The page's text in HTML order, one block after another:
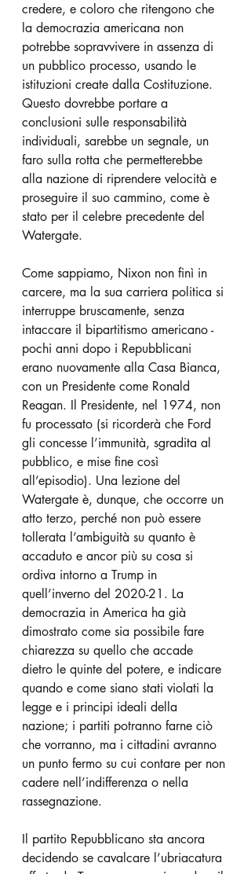
credere, e coloro che ritengono che
la democrazia americana non
potrebbe sopravvivere in assenza di
un pubblico processo, usando le
istituzioni create dalla Costituzione.
Questo dovrebbe portare a
conclusioni sulle responsabilità
individuali, sarebbe un segnale, un
faro sulla rotta che permetterebbe
alla nazione di riprendere velocità e
proseguire il suo cammino, come è
stato per il celebre precedente del
Watergate.
Come sappiamo, Nixon non finì in
carcere, ma la sua carriera politica si
interruppe bruscamente, senza
intaccare il bipartitismo americano -
pochi anni dopo i Repubblicani
erano nuovamente alla Casa Bianca,
con un Presidente come Ronald
Reagan. Il Presidente, nel 1974, non
fu processato (si ricorderà che Ford
gli concesse l’immunità, sgradita al
pubblico, e mise fine così
all’episodio). Una lezione del
Watergate è, dunque, che occorre un
atto terzo, perché non può essere
tollerata l’ambiguità su quanto è
accaduto e ancor più su cosa si
ordiva intorno a Trump in
quell’inverno del 2020-21. La
democrazia in America ha già
dimostrato come sia possibile fare
chiarezza su quello che accade
dietro le quinte del potere, e indicare
quando e come siano stati violati la
legge e i principi ideali della
nazione; i partiti potranno farne ciò
che vorranno, ma i cittadini avranno
un punto fermo su cui contare per non
cadere nell’indifferenza o nella
rassegnazione.
Il partito Repubblicano sta ancora
decidendo se cavalcare l’ubriacatura